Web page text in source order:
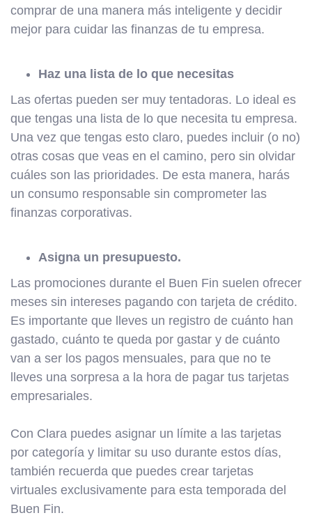
comprar de una manera más inteligente y decidir
mejor para cuidar las finanzas de tu empresa.
Haz una lista de lo que necesitas
Las ofertas pueden ser muy tentadoras. Lo ideal es
que tengas una lista de lo que necesita tu empresa.
Una vez que tengas esto claro, puedes incluir (o no)
otras cosas que veas en el camino, pero sin olvidar
cuáles son las prioridades. De esta manera, harás
un consumo responsable sin comprometer las
finanzas corporativas.
Asigna un presupuesto.
Las promociones durante el Buen Fin suelen ofrecer
meses sin intereses pagando con tarjeta de crédito.
Es importante que lleves un registro de cuánto han
gastado, cuánto te queda por gastar y de cuánto
van a ser los pagos mensuales, para que no te
lleves una sorpresa a la hora de pagar tus tarjetas
empresariales.
Con Clara puedes asignar un límite a las tarjetas
por categoría y limitar su uso durante estos días,
también recuerda que puedes crear tarjetas
virtuales exclusivamente para esta temporada del
Buen Fin.